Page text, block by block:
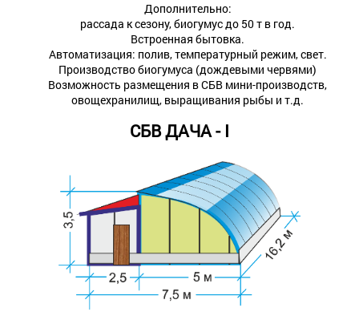
Дополнительно:
рассада к сезону, биогумус до 50 т в год.
Встроенная бытовка.
Автоматизация: полив, температурный режим, свет.
Производство биогумуса (дождевыми червями)
Возможность размещения в СБВ мини-производств,
овощехранилищ, выращивания рыбы и т.д.
СБВ ДАЧА - I